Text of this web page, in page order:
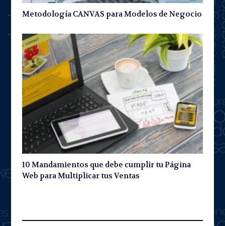
Metodología CANVAS para Modelos de Negocio
10 Mandamientos que debe cumplir tu Página
Web para Multiplicar tus Ventas